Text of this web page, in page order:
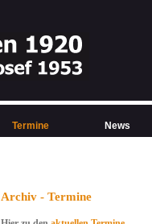
Archiv - Termine
Termine News